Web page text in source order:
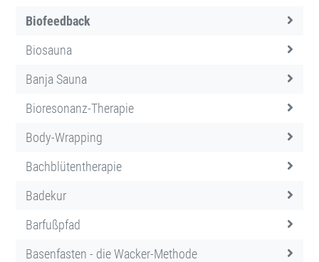
Biofeedback
Biosauna
Banja Sauna
Bioresonanz-Therapie
Body-Wrapping
Bachblütentherapie
Badekur
Barfußpfad
Basenfasten - die Wacker-Methode